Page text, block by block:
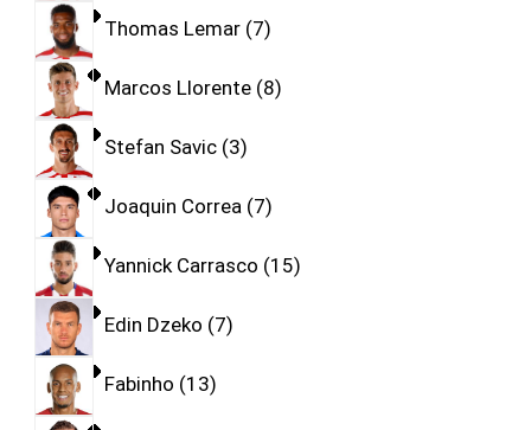
Thomas Lemar 7
Marcos Llorente 8
Stefan Savic 3
Joaquin Correa 7
Yannick Carrasco 15
Edin Dzeko 7
Fabinho 13